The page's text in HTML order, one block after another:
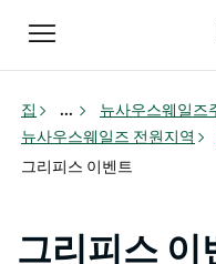
Toggle
navigation
집 ...
뉴사우스웨일즈
뉴사우스웨일즈 전원지역
그리피스 이벤트
그리피스 이